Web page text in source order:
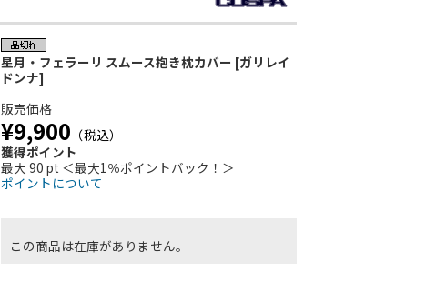
星月・フェラーリ スムース抱き枕カバー [ガリレイ
ドンナ]
販売価格
¥9,900 （税込）
獲得ポイント
最大 90 pt ＜最大1％ポイントバック！＞
ポイントについて
この商品は在庫がありません。